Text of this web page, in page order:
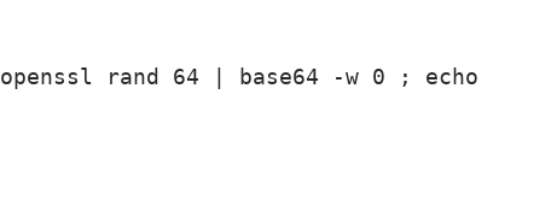
openssl rand 64 | base64 -w 0 ; echo